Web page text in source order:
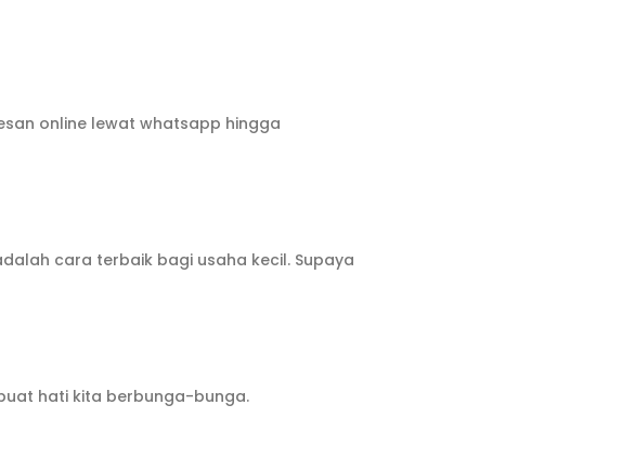
online lewat whatsapp hingga
cara terbaik bagi usaha kecil. Supaya
hati kita berbunga-bunga.